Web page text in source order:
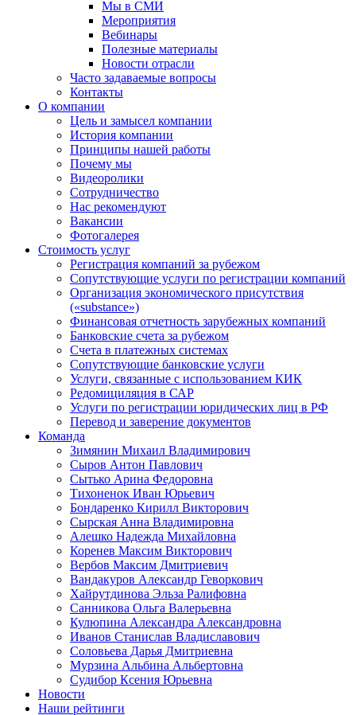
Мы в СМИ
Мероприятия
Вебинары
Полезные материалы
Новости отрасли
Часто задаваемые вопросы
Контакты
О компании
Цель и замысел компании
История компании
Принципы нашей работы
Почему мы
Видеоролики
Сотрудничество
Нас рекомендуют
Вакансии
Фотогалерея
Стоимость услуг
Регистрация компаний за рубежом
Сопутствующие услуги по регистрации компаний
Организация экономического присутствия
(«substance»)
Финансовая отчетность зарубежных компаний
Банковские счета за рубежом
Счета в платежных системах
Сопутствующие банковские услуги
Услуги, связанные с использованием КИК
Редомициляция в САР
Услуги по регистрации юридических лиц в РФ
Перевод и заверение документов
Команда
Зимянин Михаил Владимирович
Сыров Антон Павлович
Сытько Арина Федоровна
Тихоненок Иван Юрьевич
Бондаренко Кирилл Викторович
Сырская Анна Владимировна
Алешко Надежда Михайловна
Коренев Максим Викторович
Вербов Максим Дмитриевич
Вандакуров Александр Геворкович
Хайрутдинова Эльза Ралифовна
Санникова Ольга Валерьевна
Кулюпина Александра Александровна
Иванов Станислав Владиславович
Соловьева Дарья Дмитриевна
Мурзина Альбина Альбертовна
Судибор Ксения Юрьевна
Новости
Наши рейтинги